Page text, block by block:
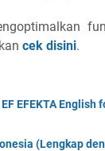
cek disini.
EFEKTA English
(Lengkap